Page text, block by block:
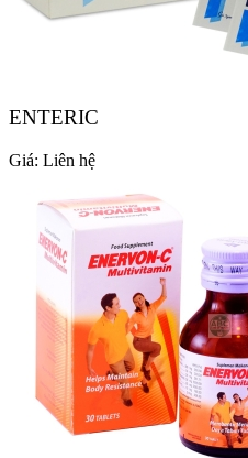
ENTERIC
Giá: Liên hệ